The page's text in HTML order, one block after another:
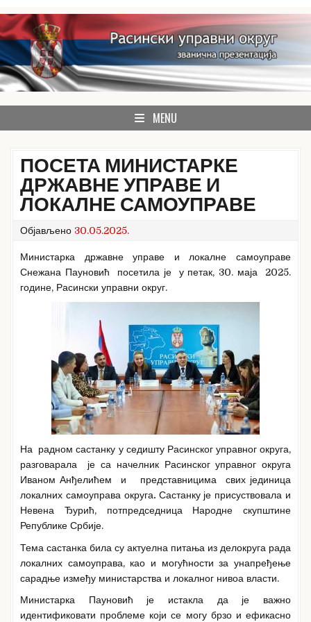
Skip
to
content
Расински округ
званична презентација Расинског управног округа
MENU
ПОСЕТА МИНИСТАРКЕ
ДРЖАВНЕ УПРАВЕ И
ЛОКАЛНЕ САМОУПРАВЕ
Објављено 30.05.2025.
Министарка државне управе и локалне самоуправе
Снежана Пауновић посетила је у петак, 30. маја 2025.
године, Расински управни округ.
На радном састанку у седишту Расинског управног округа,
разговарала је са начелник Расинског управног округа
Иваном Анђелићем и представницима свих јединица
локалних самоуправа округа. Састанку је присуствовала и
Невена Ђурић, потпредседница Народне скупштине
Републике Србије.
Тема састанка била су актуелна питања из делокруга рада
локалних самоуправа, као и могућности за унапређење
сарадње између министарства и локалног нивоа власти.
Министарка Пауновић је истакла да је важно
идентификовати проблеме који се могу брзо и ефикасно